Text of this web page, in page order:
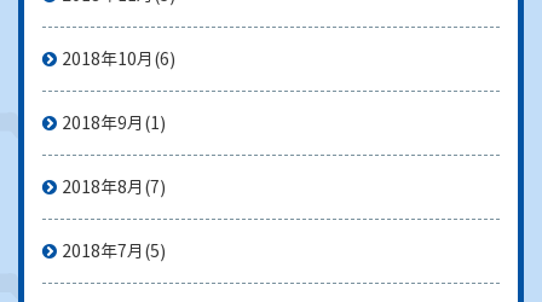
2018年10月 (6)
2018年9月 (1)
2018年8月 (7)
2018年7月 (5)